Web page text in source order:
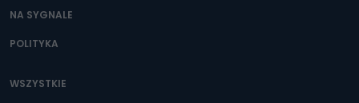
NA SYGNALE
POLITYKA
WSZYSTKIE